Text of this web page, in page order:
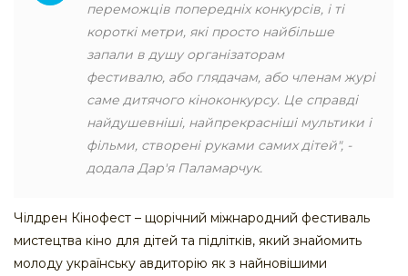
переможців попередніх конкурсів, і ті
короткі метри, які просто найбільше
запали в душу організаторам
фестивалю, або глядачам, або членам журі
саме дитячого кіноконкурсу. Це справді
найдушевніші, найпрекрасніші мультики і
фільми, створені руками самих дітей", -
додала Дар'я Паламарчук.
Чілдрен Кінофест – щорічний міжнародний фестиваль
мистецтва кіно для дітей та підлітків, який знайомить
молоду українську авдиторію як з найновішими